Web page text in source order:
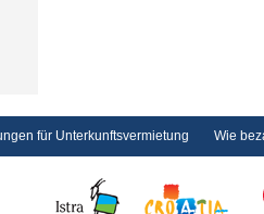
für Unterkunftsvermietung Wie